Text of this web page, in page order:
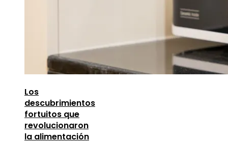
Los
descubrimientos
fortuitos que
revolucionaron
la alimentación